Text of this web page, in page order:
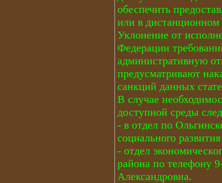
обеспечить
или в
Уклонение от
Федерации
административную
предусматривают
санкций данных
В случае
доступной среды
- в отдел по
социального
- отдел
района по телефону
Александровна.